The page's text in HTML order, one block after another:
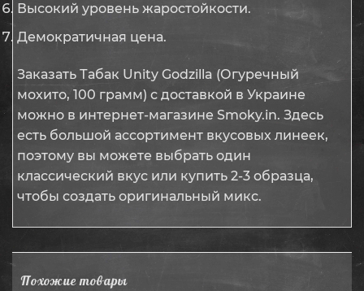
Высокий уровень жаростойкости.
Демократичная цена.
Заказать Табак Unity Godzilla (Огуречный
мохито, 100 грамм) с доставкой в Украине
можно в интернет-магазине Smoky.in. Здесь
есть большой ассортимент вкусовых линеек,
поэтому вы можете выбрать один
классический вкус или купить 2-3 образца,
чтобы создать оригинальный микс.
Похожие товары